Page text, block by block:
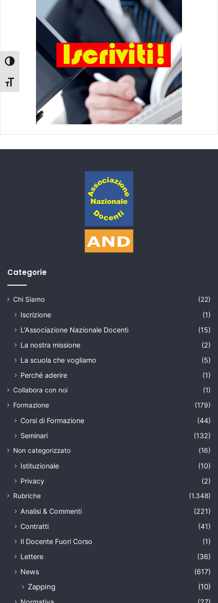
Attiva/disattiva alto contrasto
Attiva/disattiva dimensione testo
Categorie
Chi Siamo (22)
Iscrizione
(1)
L'Associazione Nazionale Docenti
(15)
La nostra missione
(2)
La scuola che vogliamo
(5)
Perché aderire
(1)
Collabora con noi
(1)
Formazione
(179)
Corsi di Formazione
(44)
Seminari
(132)
Non categorizzato (16)
Istituzionale
(10)
Privacy
(2)
Rubriche (1.348)
Analisi & Commenti
(221)
Contratti
(41)
Il Docente Fuori Corso
(1)
Lettere
(36)
News
(617)
Zapping (10)